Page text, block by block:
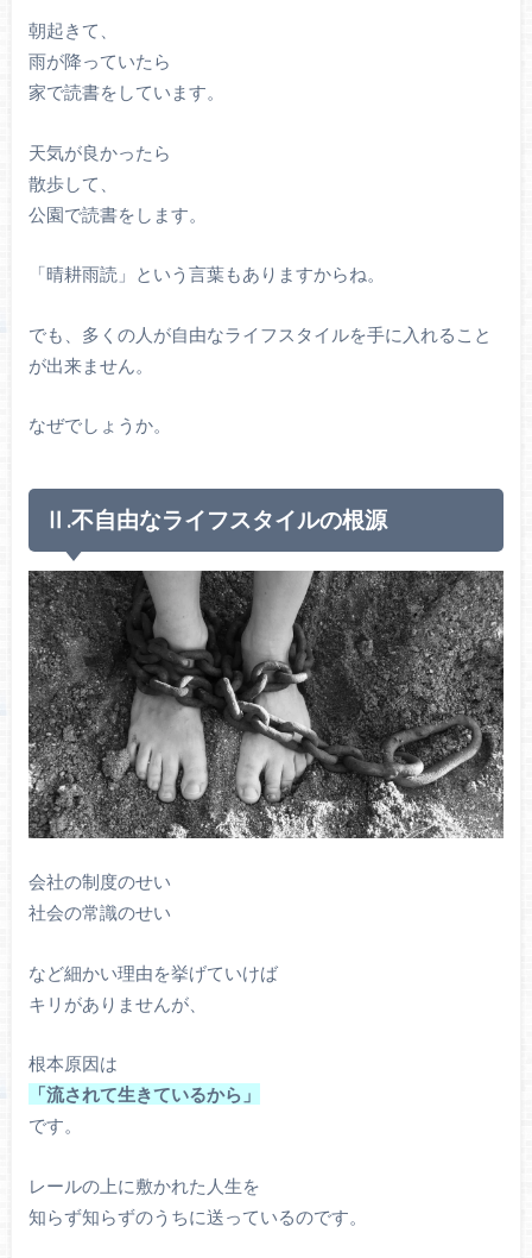
朝起きて、
雨が降っていたら
家で読書をしています。
天気が良かったら
散歩して、
公園で読書をします。
「晴耕雨読」という言葉もありますからね。
でも、多くの人が自由なライフスタイルを手に入れること
が出来ません。
なぜでしょうか。
Ⅱ.不自由なライフスタイルの根源
会社の制度のせい
社会の常識のせい
など細かい理由を挙げていけば
キリがありませんが、
根本原因は
「流されて生きているから」
です。
レールの上に敷かれた人生を
知らず知らずのうちに送っているのです。